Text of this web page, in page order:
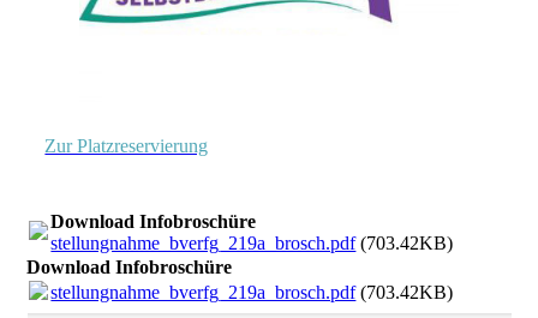
Zur Platzreservierung
Download Infobroschüre
stellungnahme_bverfg_219a_brosch.pdf(703.42KB)
Download Infobroschüre
stellungnahme_bverfg_219a_brosch.pdf(703.42KB)